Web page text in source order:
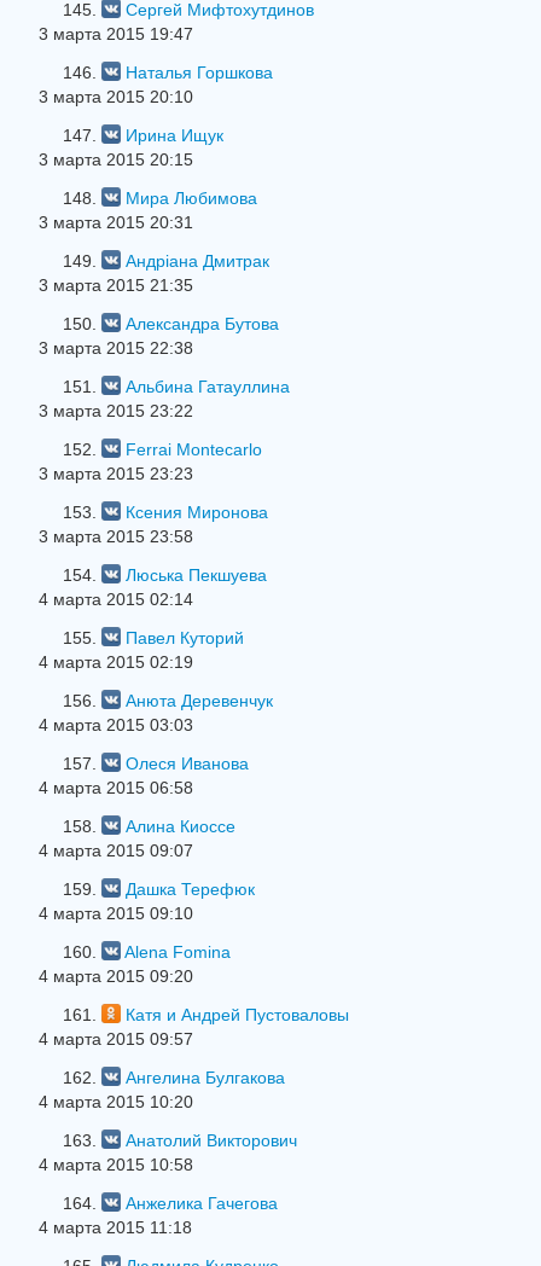
145.
Сергей Мифтохутдинов
3 марта 2015 19:47
146.
Наталья Горшкова
3 марта 2015 20:10
147.
Ирина Ищук
3 марта 2015 20:15
148.
Мира Любимова
3 марта 2015 20:31
149.
Андріана Дмитрак
3 марта 2015 21:35
150.
Александра Бутова
3 марта 2015 22:38
151.
Альбина Гатауллина
3 марта 2015 23:22
152.
Ferrai Montecarlo
3 марта 2015 23:23
153.
Ксения Миронова
3 марта 2015 23:58
154.
Люська Пекшуева
4 марта 2015 02:14
155.
Павел Куторий
4 марта 2015 02:19
156.
Анюта Деревенчук
4 марта 2015 03:03
157.
Олеся Иванова
4 марта 2015 06:58
158.
Алина Киоссе
4 марта 2015 09:07
159.
Дашка Терефюк
4 марта 2015 09:10
160.
Alena Fomina
4 марта 2015 09:20
161.
Катя и Андрей Пустоваловы
4 марта 2015 09:57
162.
Ангелина Булгакова
4 марта 2015 10:20
163.
Анатолий Викторович
4 марта 2015 10:58
164.
Анжелика Гачегова
4 марта 2015 11:18